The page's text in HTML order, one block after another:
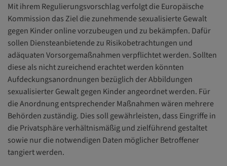
Mit ihrem Regulierungsvorschlag verfolgt die Europäische
Kommission das Ziel die zunehmende sexualisierte Gewalt
gegen Kinder online vorzubeugen und zu bekämpfen. Dafür
sollen Diensteanbietende zu Risikobetrachtungen und
adäquaten Vorsorgemaßnahmen verpflichtet werden. Sollten
diese als nicht zureichend erachtet werden könnten
Aufdeckungsanordnungen bezüglich der Abbildungen
sexualisierter Gewalt gegen Kinder angeordnet werden. Für
die Anordnung entsprechender Maßnahmen wären mehrere
Behörden zuständig. Dies soll gewährleisten, dass Eingriffe in
die Privatsphäre verhältnismäßig und zielführend gestaltet
sowie nur die notwendigen Daten möglicher Betroffener
tangiert werden.